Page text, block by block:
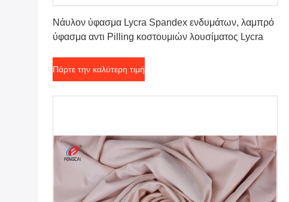
Νάυλον ύφασμα Lycra Spandex ενδυμάτων, λαμπρό
ύφασμα αντι Pilling κοστουμιών λουσίματος Lycra
Πάρτε την καλύτερη τιμή